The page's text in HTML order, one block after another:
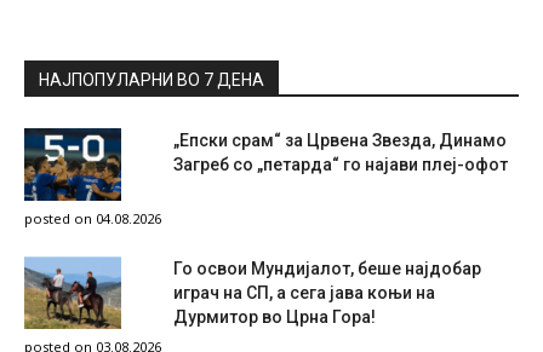
НАЈПОПУЛАРНИ ВО 7 ДЕНА
„Епски срам“ за Црвена Звезда, Динамо
Загреб со „петарда“ го најави плеј-офот
posted on 04.08.2026
Го освои Мундијалот, беше најдобар
играч на СП, а сега јава коњи на
Дурмитор во Црна Гора!
posted on 03.08.2026